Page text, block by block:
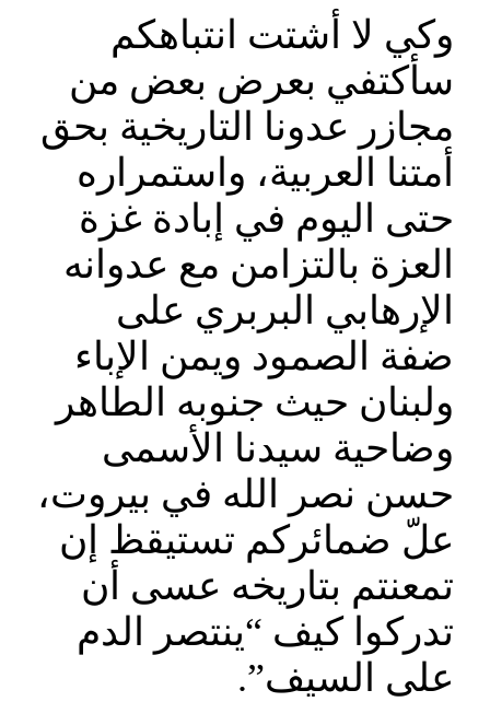
وكي لا أشتت انتباهكم
سأكتفي بعرض بعض من
مجازر عدونا التاريخية بحق
أمتنا العربية، واستمراره
حتى اليوم في إبادة غزة
العزة بالتزامن مع عدوانه
الإرهابي البربري على
ضفة الصمود ويمن الإباء
ولبنان حيث جنوبه الطاهر
وضاحية سيدنا الأسمى
حسن نصر الله في بيروت،
علّ ضمائركم تستيقظ إن
تمعنتم بتاريخه عسى أن
تدركوا كيف “ينتصر الدم
على السيف”.